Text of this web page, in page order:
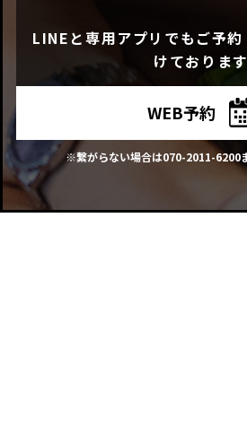
LINEと専用アプリでもご予
けております
WEB予約
※繋がらない場合は070-2011-6200